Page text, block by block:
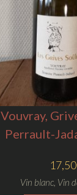
Vouvray,
Perrault-
17,50
Vin blanc, Vin